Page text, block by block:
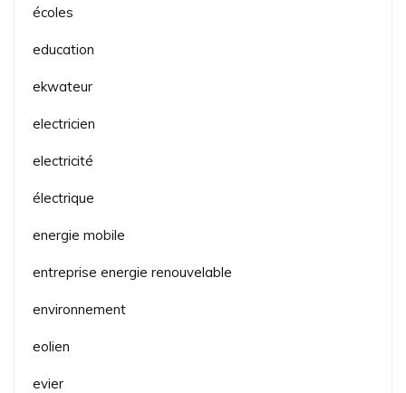
écoles
education
ekwateur
electricien
electricité
électrique
energie mobile
entreprise energie renouvelable
environnement
eolien
evier